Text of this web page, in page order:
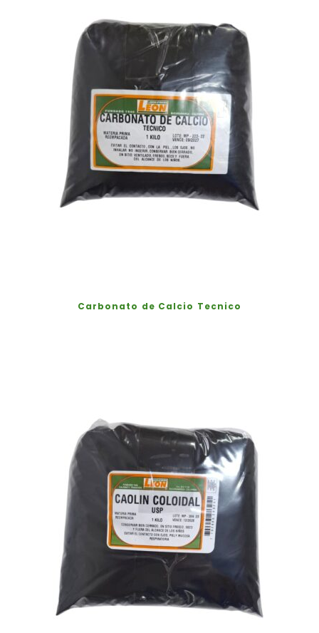
Carbonato de Calcio Tecnico